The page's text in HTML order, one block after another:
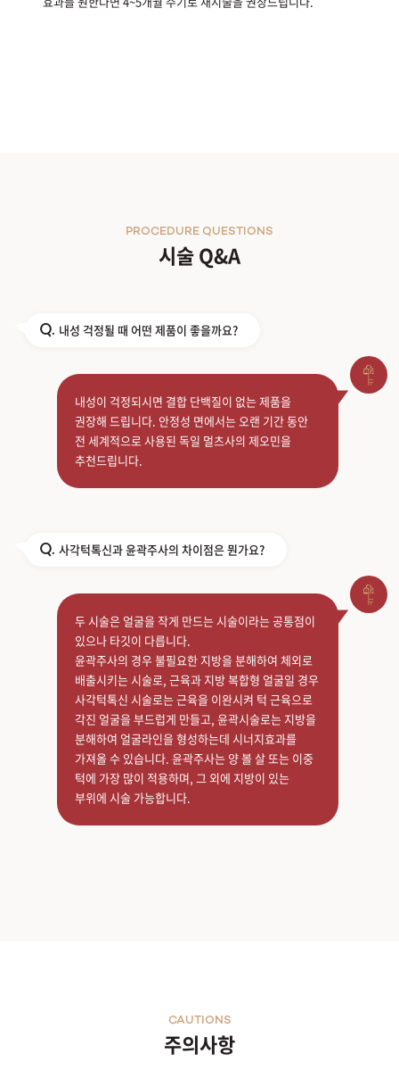
시술 Q&A
PROCEDURE QUESTIONS
Q. 내성 걱정될 때 어떤 제품이 좋을까요?
내성이 걱정되시면 결합 단백질이 없는 제품을
권장해 드립니다. 안정성 면에서는 오랜 기간 동안
전 세계적으로 사용된 독일 멀츠사의 제오민을
추천드립니다.
Q. 사각턱톡신과 윤곽주사의 차이점은 뭔가요?
두 시술은 얼굴을 작게 만드는 시술이라는 공통점이
있으나 타깃이 다릅니다.
윤곽주사의 경우 불필요한 지방을 분해하여 체외로
배출시키는 시술로, 근육과 지방 복합형 얼굴일 경우
사각턱톡신 시술로는 근육을 이완시켜 턱 근육으로
각진 얼굴을 부드럽게 만들고, 윤곽시술로는 지방을
분해하여 얼굴라인을 형성하는데 시너지효과를
가져올 수 있습니다. 윤곽주사는 양 볼 살 또는 이중
턱에 가장 많이 적용하며, 그 외에 지방이 있는
부위에 시술 가능합니다.
주의사항
CAUTIONS